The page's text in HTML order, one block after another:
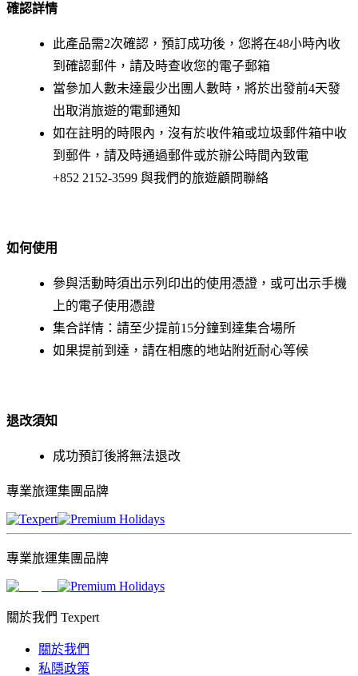
確認詳情
此產品需2次確認，預訂成功後，您將在48小時內收
到確認郵件，請及時查收您的電子郵箱
當參加人數未達最少出團人數時，將於出發前4天發
出取消旅遊的電郵通知
如在註明的時限內，沒有於收件箱或垃圾郵件箱中收
到郵件，請及時通過郵件或於辦公時間內致電
+852 2152-3599 與我們的旅遊顧問聯絡
如何使用
參與活動時須出示列印出的使用憑證，或可出示手機
上的電子使用憑證
集合詳情：請至少提前15分鐘到達集合場所
如果提前到達，請在相應的地站附近耐心等候
退改須知
成功預訂後將無法退改
專業旅運集團品牌
專業旅運集團品牌
關於我們 Texpert
關於我們
私隱政策